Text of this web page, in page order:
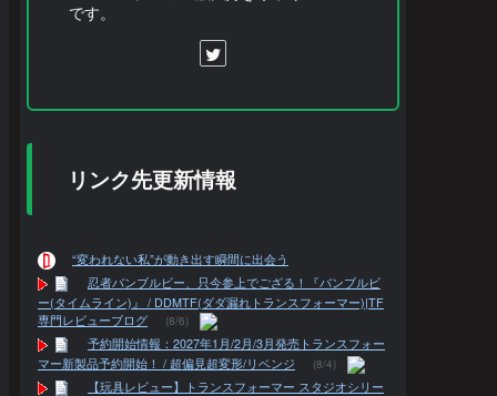
です。
リンク先更新情報
“変われない私”が動き出す瞬間に出会う
忍者バンブルビー、只今参上でござる！『バンブルビ
ー(タイムライン)』 / DDMTF(ダダ漏れトランスフォーマー)|TF
専門レビューブログ
(8/6)
予約開始情報：2027年1月/2月/3月発売トランスフォー
マー新製品予約開始！ / 超偏見超変形/リベンジ
(8/4)
【玩具レビュー】トランスフォーマー スタジオシリー